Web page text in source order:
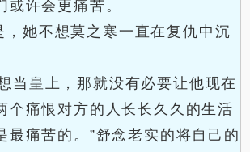
或许会更痛苦。
，她不想莫之寒一直在复仇中沉
当皇上，那就没有必要让他现在
个痛恨对方的人长长久久的生活
最痛苦的。”舒念老实的将自己的